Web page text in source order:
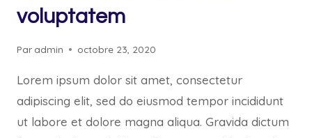
voluptatem
Par admin octobre 23, 2020
Lorem ipsum dolor sit amet, consectetur
adipiscing elit, sed do eiusmod tempor incididunt
ut labore et dolore magna aliqua. Gravida dictum